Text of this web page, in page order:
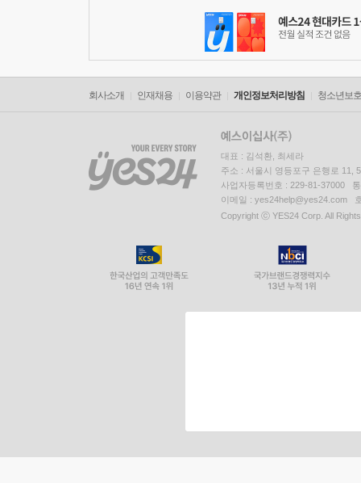
회사소개 인재채용 이용약관 개인정보처리방침 청소년보
대표 : 김석환, 최세라
주소 : 서울시 영등포구 은행로 11,
사업자등록번호 : 229-81-37000
이메일 : yes24help@yes24.com
Copyright ⓒ YES24 Corp. All